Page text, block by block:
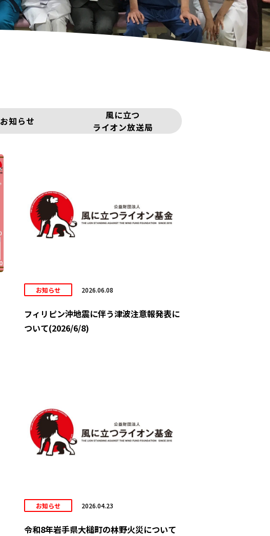
お知らせ
風に立つ
ライオン放送局
お知らせ 2026.06.08
フィリピン沖地震に伴う津波注意報発表に
ついて(2026/6/8)
お知らせ 2026.04.23
令和8年岩手県大槌町の林野火災について